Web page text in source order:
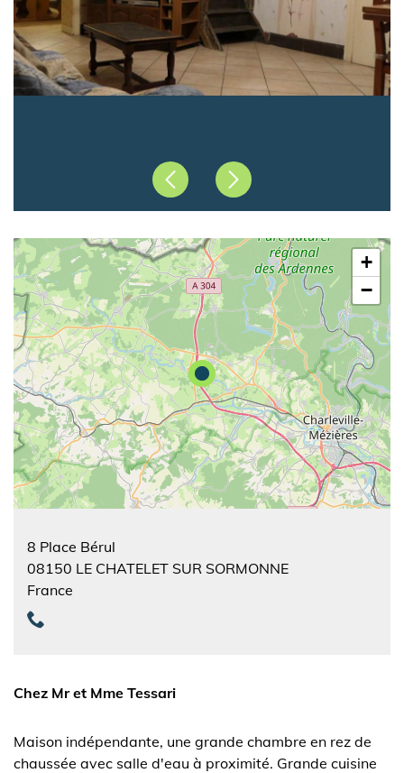
PrécédentSuivant
+
−
8 Place Bérul
08150 LE CHATELET SUR SORMONNE
France
Chez Mr et Mme Tessari
Maison indépendante, une grande chambre en rez de
chaussée avec salle d'eau à proximité. Grande cuisine